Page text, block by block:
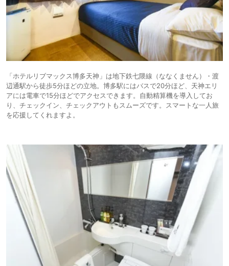
「ホテルリブマックス博多天神」は地下鉄七隈線（ななくません）・渡
辺通駅から徒歩5分ほどの立地。博多駅にはバスで20分ほど、天神エリ
アには電車で15分ほどでアクセスできます。自動精算機を導入してお
り、チェックイン、チェックアウトもスムーズです。スマートな一人旅
を応援してくれますよ。